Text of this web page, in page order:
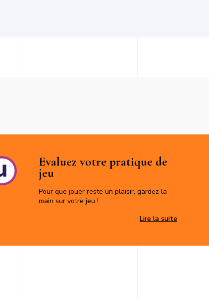
Evaluez votre pratique de
jeu
Pour que jouer reste un plaisir, gardez la
main sur votre jeu !
Lire la suite